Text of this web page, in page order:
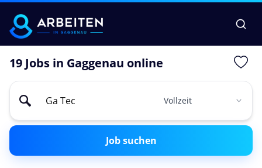
19 Jobs in Gaggenau online
Job suchen